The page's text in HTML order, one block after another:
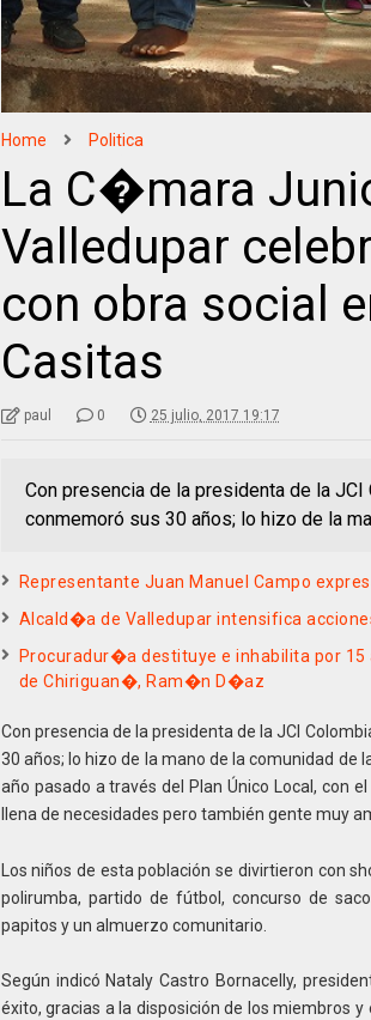
Home Politica
La C�mara
Valledupar
con obra social
Casitas
paul 0 25 julio, 2017 19:17
Con presencia de la presidenta de la JCI
conmemoró sus 30 años; lo hizo de la
Representante Juan Manuel Campo
Alcald�a de Valledupar intensifica
Procuradur�a destituye e inhabilita por
de Chiriguan�, Ram�n D�az
Con presencia de la presidenta de la JCI
30 años; lo hizo de la mano de la comunidad de
año pasado a través del Plan Único Local, con
llena de necesidades pero también gente muy
Los niños de esta población se divirtieron con
polirumba, partido de fútbol, concurso de
papitos y un almuerzo comunitario.
Según indicó Nataly Castro Bornacelly,
éxito, gracias a la disposición de los miembros